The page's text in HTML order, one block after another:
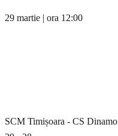
29 martie | ora 12:00
SCM Timișoara - CS Dinamo